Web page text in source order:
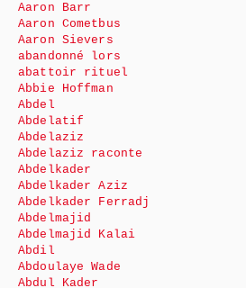
Aaron Barr
Aaron Cometbus
Aaron Sievers
abandonné lors
abattoir rituel
Abbie Hoffman
Abdel
Abdelatif
Abdelaziz
Abdelaziz raconte
Abdelkader
Abdelkader Aziz
Abdelkader Ferradj
Abdelmajid
Abdelmajid Kalai
Abdil
Abdoulaye Wade
Abdul Kader